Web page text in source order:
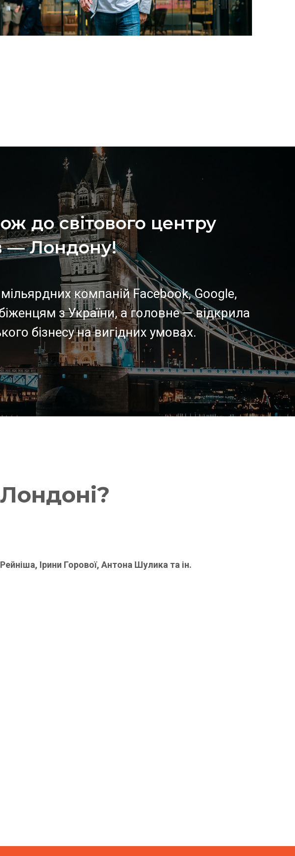
до світового центру
— Лондону!
компаній Facebook, Google,
з України, а головне — відкрила
бізнесу на вигідних умовах.
Ірини Горової, Антона Шулика та ін.